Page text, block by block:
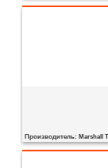
Производитель: Marshall